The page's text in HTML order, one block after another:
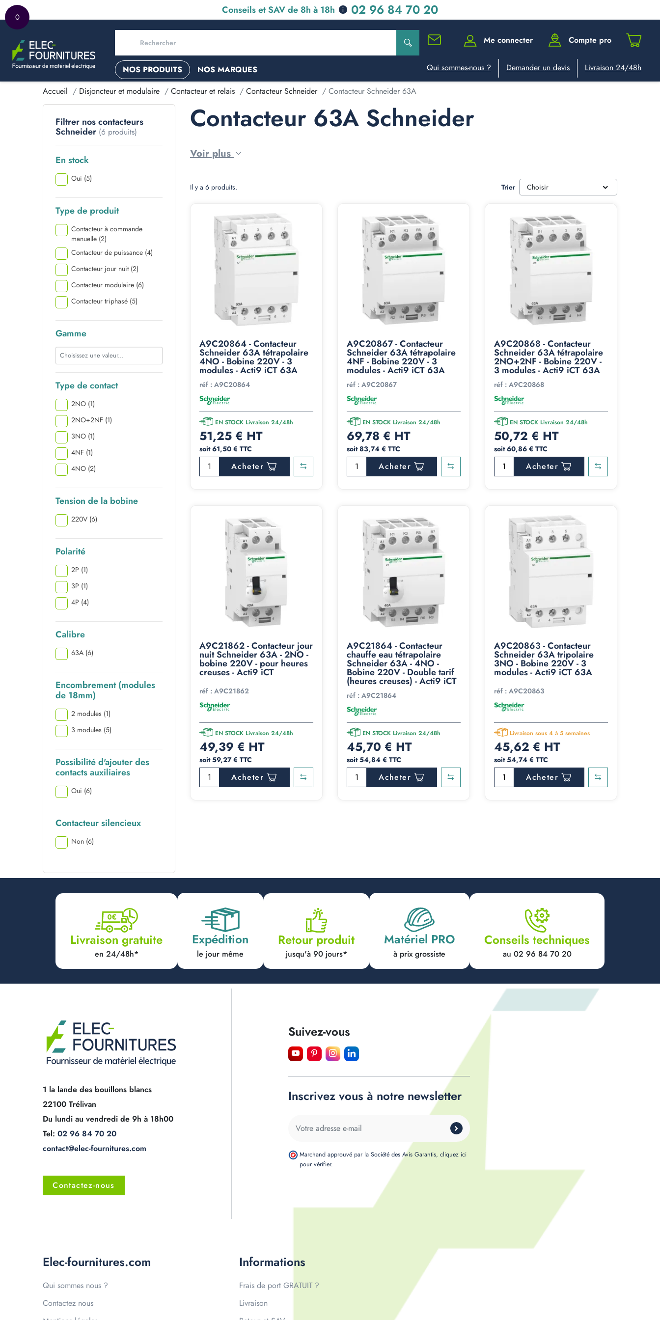
0
Conseils et SAV de 8h à 18h 02 96 84 70 20
NOS PRODUITS NOS MARQUES
Me connecter Compte pro
Qui sommes-nous ? Demander un devis Livraison 24/48h
Accueil Disjoncteur et modulaire Contacteur et relais Contacteur Schneider Contacteur Schneider 63A
Filtrer nos contacteurs
Schneider (6 produits)
En stock
Oui (5)
Type de produit
Contacteur à commande
manuelle (2)
Contacteur de puissance (4)
Contacteur jour nuit (2)
Contacteur modulaire (6)
Contacteur triphasé (5)
Gamme
Type de contact
2NO (1)
2NO+2NF (1)
3NO (1)
4NF (1)
4NO (2)
Tension de la bobine
220V (6)
Polarité
2P (1)
3P (1)
4P (4)
Calibre
63A (6)
Encombrement (modules
de 18mm)
2 modules (1)
3 modules (5)
Possibilité d'ajouter des
contacts auxiliaires
Oui (6)
Contacteur silencieux
Non (6)
Contacteur 63A Schneider
Voir plus
Il y a 6 produits. Trier Choisir
A9C20864 - Contacteur
Schneider 63A tétrapolaire
4NO - Bobine 220V - 3
modules - Acti9 iCT 63A
réf : A9C20864
EN STOCK Livraison 24/48h
51,25 € HT
soit 61,50 € TTC
Acheter
A9C20867 - Contacteur
Schneider 63A tétrapolaire
4NF - Bobine 220V - 3
modules - Acti9 iCT 63A
réf : A9C20867
EN STOCK Livraison 24/48h
69,78 € HT
soit 83,74 € TTC
Acheter
A9C20868 - Contacteur
Schneider 63A tétrapolaire
2NO+2NF - Bobine 220V -
3 modules - Acti9 iCT 63A
réf : A9C20868
EN STOCK Livraison 24/48h
50,72 € HT
soit 60,86 € TTC
Acheter
A9C21862 - Contacteur jour
nuit Schneider 63A - 2NO -
bobine 220V - pour heures
creuses - Acti9 iCT
réf : A9C21862
EN STOCK Livraison 24/48h
49,39 € HT
soit 59,27 € TTC
Acheter
A9C21864 - Contacteur
chauffe eau tétrapolaire
Schneider 63A - 4NO -
Bobine 220V - Double tarif
(heures creuses) - Acti9 iCT
réf : A9C21864
EN STOCK Livraison 24/48h
45,70 € HT
soit 54,84 € TTC
Acheter
A9C20863 - Contacteur
Schneider 63A tripolaire
3NO - Bobine 220V - 3
modules - Acti9 iCT 63A
réf : A9C20863
Livraison sous 4 à 5 semaines
45,62 € HT
soit 54,74 € TTC
Acheter
Livraison gratuite
en 24/48h*
Expédition
le jour même
Retour produit
jusqu'à 90 jours*
Matériel PRO
à prix grossiste
Conseils techniques
au 02 96 84 70 20
1 la lande des bouillons blancs
22100 Trélivan
Du lundi au vendredi de 9h à 18h00
Tel: 02 96 84 70 20
contact@elec-fournitures.com
Contactez-nous
Elec-fournitures.com
Qui sommes nous ?
Contactez nous
Informations
Frais de port GRATUIT ?
Livraison
Suivez-vous
Inscrivez vous à notre newsletter
Marchand approuvé par la Société des Avis Garantis,cliquez ici
pour vérifier.